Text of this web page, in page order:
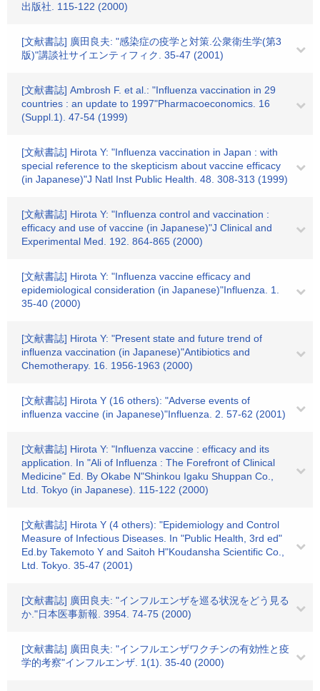
出版社. 115-122 (2000)
[文献書誌] 廣田良夫: "感染症の疫学と対策.公衆衛生学(第3
版)"講談社サイエンティフィク. 35-47 (2001)
[文献書誌] Ambrosh F. et al.: "Influenza vaccination in 29
countries : an update to 1997"Pharmacoeconomics. 16
(Suppl.1). 47-54 (1999)
[文献書誌] Hirota Y: "Influenza vaccination in Japan : with
special reference to the skepticism about vaccine efficacy
(in Japanese)"J Natl Inst Public Health. 48. 308-313 (1999)
[文献書誌] Hirota Y: "Influenza control and vaccination :
efficacy and use of vaccine (in Japanese)"J Clinical and
Experimental Med. 192. 864-865 (2000)
[文献書誌] Hirota Y: "Influenza vaccine efficacy and
epidemiological consideration (in Japanese)"Influenza. 1.
35-40 (2000)
[文献書誌] Hirota Y: "Present state and future trend of
influenza vaccination (in Japanese)"Antibiotics and
Chemotherapy. 16. 1956-1963 (2000)
[文献書誌] Hirota Y (16 others): "Adverse events of
influenza vaccine (in Japanese)"Influenza. 2. 57-62 (2001)
[文献書誌] Hirota Y: "Influenza vaccine : efficacy and its
application. In "Ali of Influenza : The Forefront of Clinical
Medicine" Ed. By Okabe N"Shinkou Igaku Shuppan Co.,
Ltd. Tokyo (in Japanese). 115-122 (2000)
[文献書誌] Hirota Y (4 others): "Epidemiology and Control
Measure of Infectious Diseases. In "Public Health, 3rd ed"
Ed.by Takemoto Y and Saitoh H"Koudansha Scientific Co.,
Ltd. Tokyo. 35-47 (2001)
[文献書誌] 廣田良夫: "インフルエンザを巡る状況をどう見る
か."日本医事新報. 3954. 74-75 (2000)
[文献書誌] 廣田良夫: "インフルエンザワクチンの有効性と疫
学的考察"インフルエンザ. 1(1). 35-40 (2000)